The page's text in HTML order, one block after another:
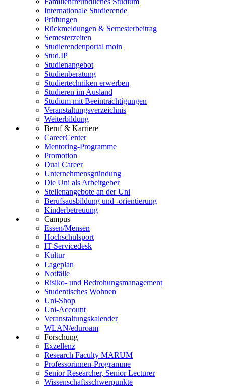
Internationale Studierende
Prüfungen
Rückmeldungen & Semesterbeitrag
Semesterzeiten
Studierendenportal moin
Stud.IP
Studienangebot
Studienberatung
Studiertechniken erwerben
Studieren im Ausland
Studium mit Beeinträchtigungen
Veranstaltungsverzeichnis
Weiterbildung
Beruf & Karriere
CareerCenter
Mentoring-Programme
Promotion
Dual Career
Unternehmensgründung
Die Uni als Arbeitgeber
Stellenangebote an der Uni
Berufsausbildung und -orientierung
Kinderbetreuung
Campus
Essen/Mensen
Hochschulsport
IT-Servicedesk
Kultur
Lageplan
Notfälle
Risiko- und Bedrohungsmanagement
Studentisches Wohnen
Uni-Shop
Uni-Account
Veranstaltungskalender
WLAN/eduroam
Forschung
Exzellenz
Research Faculty MARUM
Professorinnen-Programme
Senior Researcher, Senior Lecturer
Wissenschaftsschwerpunkte